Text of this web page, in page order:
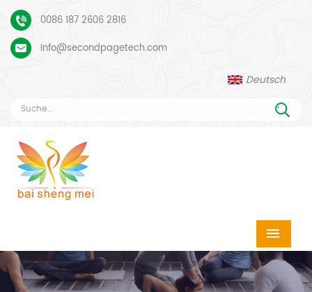
0086 187 2606 2816
Info@secondpagetech.com
Deutsch